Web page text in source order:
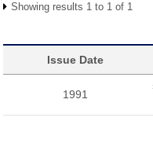
Showing results 1 to 1 of 1
Issue Date
1991